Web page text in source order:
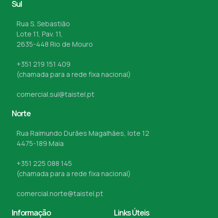
Sul
Rua S. Sebastião
Lote 11, Pav. 11,
2635-448 Rio de Mouro
+351 219 151 409
(chamada para a rede fixa nacional)
comercial.sul@taistel.pt
Norte
Rua Raimundo Durães Magalhães, lote 12
4475-189 Maia
+351 225 088 145
(chamada para a rede fixa nacional)
comercial.norte@taistel.pt
Informação Links Úteis